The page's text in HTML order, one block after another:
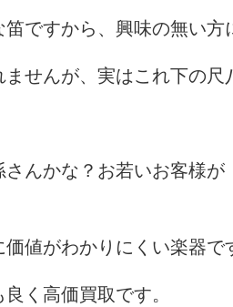
ですから、興味の無い方
せんが、実はこれ下の尺
さんかな？お若いお客様
値がわかりにくい楽器で
く高価買取です。